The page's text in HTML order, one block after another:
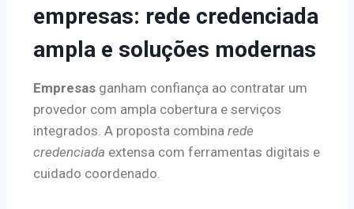
empresas: rede credenciada
ampla e soluções modernas
Empresas ganham confiança ao contratar um
provedor com ampla cobertura e serviços
integrados. A proposta combina rede
credenciada extensa com ferramentas digitais e
cuidado coordenado.